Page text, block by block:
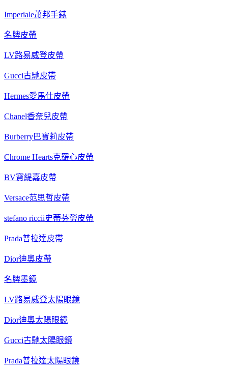
Imperiale蕭邦手錶
名牌皮帶
LV路易威登皮帶
Gucci古馳皮帶
Hermes愛馬仕皮帶
Chanel香奈兒皮帶
Burberry巴寶莉皮帶
Chrome Hearts克羅心皮帶
BV寶緹嘉皮帶
Versace范思哲皮帶
stefano riccii史蒂芬勞皮帶
Prada普拉達皮帶
Dior迪奧皮帶
名牌墨鏡
LV路易威登太陽眼鏡
Dior迪奧太陽眼鏡
Gucci古馳太陽眼鏡
Prada普拉達太陽眼鏡